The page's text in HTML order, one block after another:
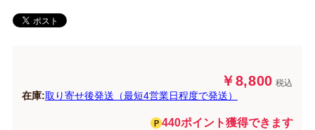
￥8,800 税込
在庫:取り寄せ後発送（最短4営業日程度で発送）
440ポイント獲得できます